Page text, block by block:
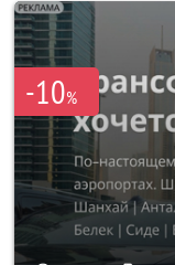
-10%